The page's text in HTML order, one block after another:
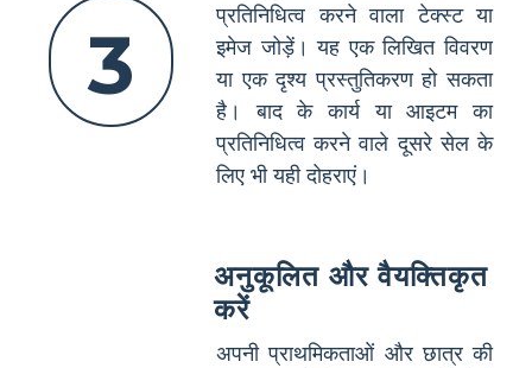
3
प्रतिनिधित्व करने वाला टेक्स्ट या
इमेज जोड़ें। यह एक लिखित विवरण
या एक दृश्य प्रस्तुतिकरण हो सकता
है। बाद के कार्य या आइटम का
प्रतिनिधित्व करने वाले दूसरे सेल के
लिए भी यही दोहराएं।
अनुकूलित और वैयक्तिकृत
करें
अपनी प्राथमिकताओं और छात्र की